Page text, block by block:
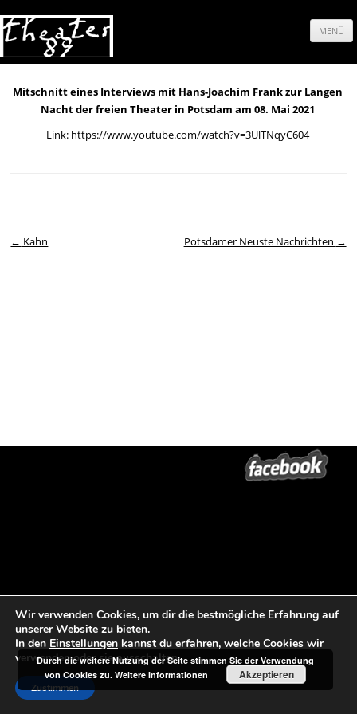
MENÜ
Springe
Mitschnitt eines Interviews mit Hans-Joachim Frank zur Langen
Nacht der freien Theater in Potsdam am 08. Mai 2021
Link: https://www.youtube.com/watch?v=3UlTNqyC604
Beitrags-Navigation
← Kahn Potsdamer Neuste Nachrichten →
Wir verwenden Cookies, um dir die bestmögliche Erfahrung auf
unserer Website zu bieten.
In den Einstellungen kannst du erfahren, welche Cookies wir
verwenden oder sie ausschalten.
Zustimmen
Durch die weitere Nutzung der Seite stimmen Sie der Verwendung
von Cookies zu.Weitere Informationen Akzeptieren